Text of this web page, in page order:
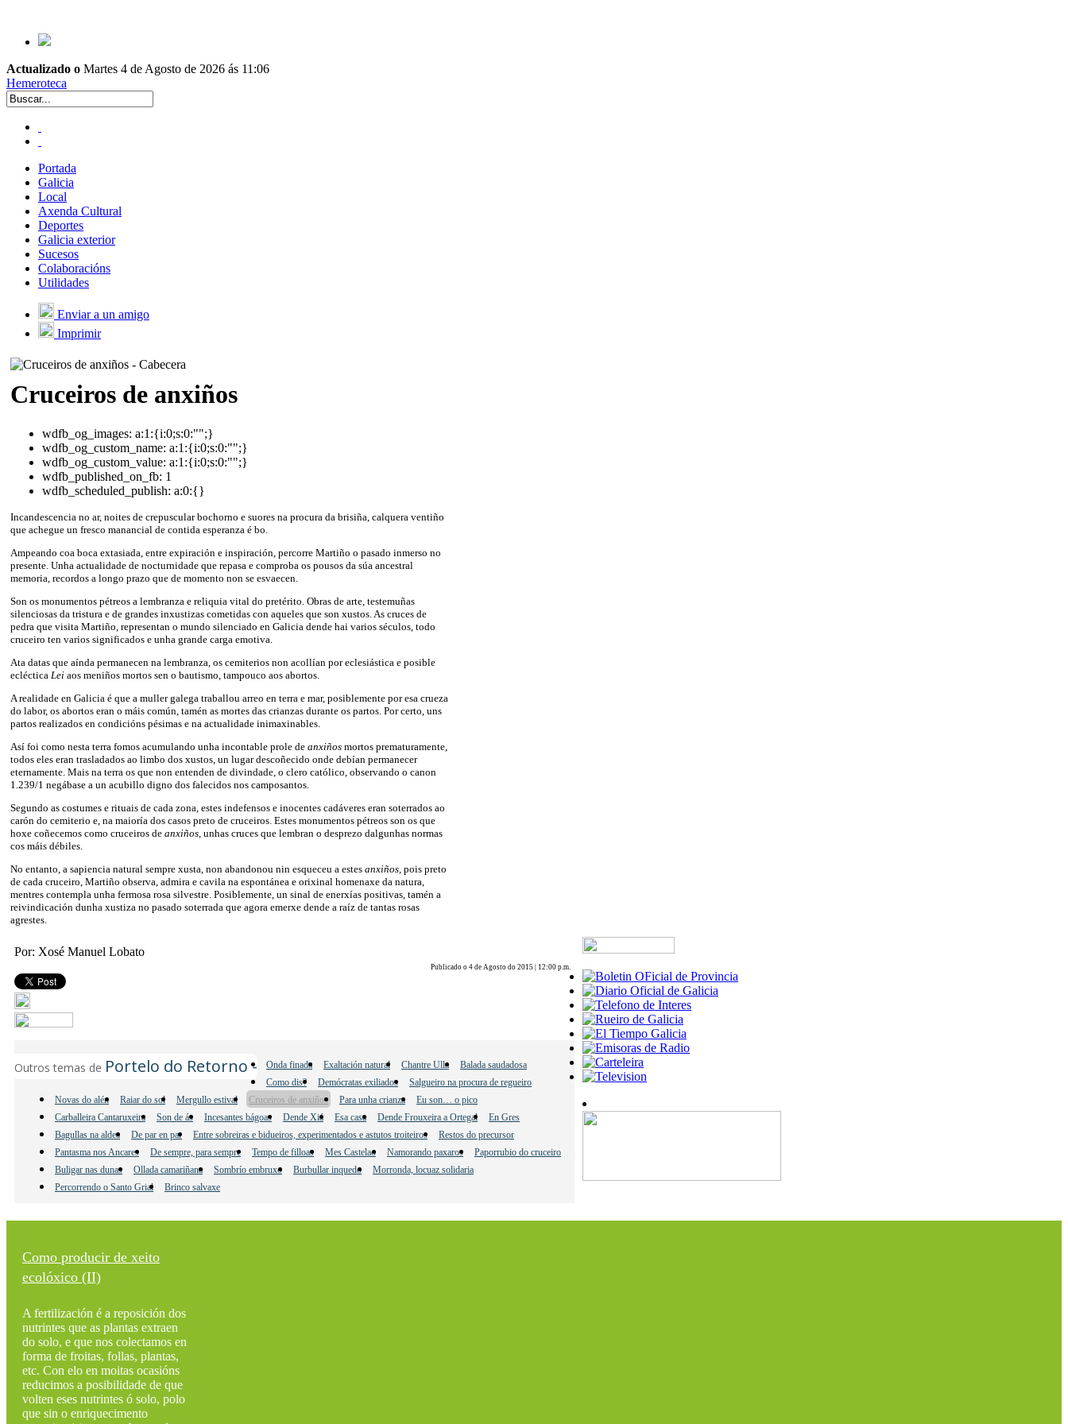
Actualizado o Martes 4 de Agosto de 2026 ás 11:06
Hemeroteca
Portada
Galicia
Local
Axenda Cultural
Deportes
Galicia exterior
Sucesos
Colaboracións
Utilidades
Enviar a un amigo
Imprimir
Cruceiros de anxiños
wdfb_og_images: a:1:{i:0;s:0:"";}
wdfb_og_custom_name: a:1:{i:0;s:0:"";}
wdfb_og_custom_value: a:1:{i:0;s:0:"";}
wdfb_published_on_fb: 1
wdfb_scheduled_publish: a:0:{}
Incandescencia no ar, noites de crepuscular bochorno e suores na procura da brisiña, calquera ventiño
que achegue un fresco manancial de contida esperanza é bo.
Ampeando coa boca extasiada, entre expiración e inspiración, percorre Martiño o pasado inmerso no
presente. Unha actualidade de nocturnidade que repasa e comproba os pousos da súa ancestral
memoria, recordos a longo prazo que de momento non se esvaecen.
Son os monumentos pétreos a lembranza e reliquia vital do pretérito. Obras de arte, testemuñas
silenciosas da tristura e de grandes inxustizas cometidas con aqueles que son xustos. As cruces de
pedra que visita Martiño, representan o mundo silenciado en Galicia dende hai varios séculos, todo
cruceiro ten varios significados e unha grande carga emotiva.
Ata datas que aínda permanecen na lembranza, os cemiterios non acollían por eclesiástica e posible
ecléctica Lei aos meniños mortos sen o bautismo, tampouco aos abortos.
A realidade en Galicia é que a muller galega traballou arreo en terra e mar, posiblemente por esa crueza
do labor, os abortos eran o máis común, tamén as mortes das crianzas durante os partos. Por certo, uns
partos realizados en condicións pésimas e na actualidade inimaxinables.
Así foi como nesta terra fomos acumulando unha incontable prole de anxiños mortos prematuramente,
todos eles eran trasladados ao limbo dos xustos, un lugar descoñecido onde debían permanecer
eternamente. Mais na terra os que non entenden de divindade, o clero católico, observando o canon
1.239/1 negábase a un acubillo digno dos falecidos nos camposantos.
Segundo as costumes e rituais de cada zona, estes indefensos e inocentes cadáveres eran soterrados ao
carón do cemiterio e, na maioría dos casos preto de cruceiros. Estes monumentos pétreos son os que
hoxe coñecemos como cruceiros de anxiños, unhas cruces que lembran o desprezo dalgunhas normas
cos máis débiles.
No entanto, a sapiencia natural sempre xusta, non abandonou nin esqueceu a estes anxiños, pois preto
de cada cruceiro, Martiño observa, admira e cavila na espontánea e orixinal homenaxe da natura,
mentres contempla unha fermosa rosa silvestre. Posiblemente, un sinal de enerxías positivas, tamén a
reivindicación dunha xustiza no pasado soterrada que agora emerxe dende a raíz de tantas rosas
agrestes.
Por: Xosé Manuel Lobato
Publicado o 4 de Agosto do 2015 | 12:00 p.m.
Outros temas de Portelo do Retorno - Onda finada Exaltación natural Chantre Ulla
Balada saudadosa
Como dis?
Demócratas exiliados
Salgueiro na procura de regueiro
Novas do alén
Raiar do sol Mergullo estival Cruceiros de anxiños Para unha crianza
Eu son… o pico
Carballeira Cantaruxeira
Son de ás Incesantes bágoas Dende Xiá Esa casa Dende Frouxeira a Ortegal
En Gres
Bagullas na aldea
De par en par Entre sobreiras e bidueiros, experimentados e astutos troiteiros
Restos do precursor
Pantasma nos Ancares
De sempre, para sempre Tempo de filloas Mes Castelao Namorando paxaros
Paporrubio do cruceiro
Buligar nas dunas
Ollada camariñana Sombrío embruxo Burbullar inquedo
Morronda, locuaz solidaria
Percorrendo o Santo Grial
Brinco salvaxe
Como producir de xeito
ecolóxico (II)
A fertilización é a reposición dos
nutrintes que as plantas extraen
do solo, e que nos colectamos en
forma de froitas, follas, plantas,
etc. Con elo en moitas ocasións
reducimos a posibilidade de que
volten eses nutrintes ó solo, polo
que sin o enriquecimento